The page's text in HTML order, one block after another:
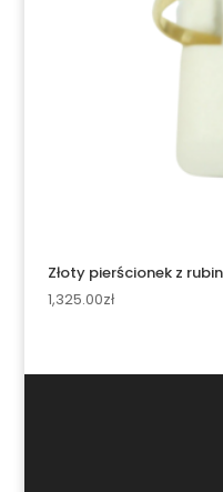
Złoty pierścionek z
1,325.00zł